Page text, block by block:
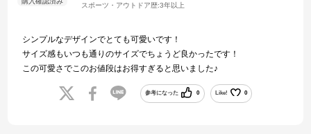
スポーツ・アウトドア歴:3年以上
シンプルなデザインでとても可愛いです！
サイズ感もいつも通りのサイズでちょうど良かったです！
この可愛さでこのお値段はお得すぎると思いました♪
参考になった 0 Like! 0